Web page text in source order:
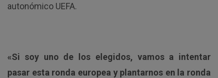
autonómico UEFA.
«Si soy uno de los elegidos, vamos a intentar
pasar esta ronda europea y plantarnos en la ronda